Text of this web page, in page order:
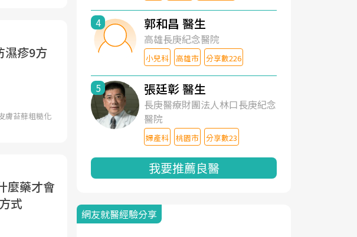
濕疹9方
膚苔蘚粗糙化
麼藥才會
式
4 郭和昌 醫生
高雄長庚紀念醫院
小兒科 高雄市 分享數226
5 張廷彰 醫生
長庚醫療財團法人林口長庚紀念
醫院
婦產科 桃園市 分享數23
我要推薦良醫
網友就醫經驗分享